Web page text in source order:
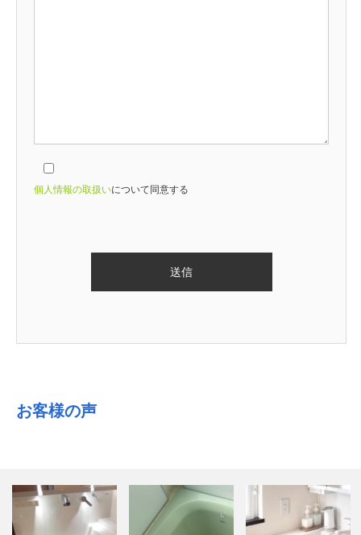
個人情報の取扱いについて同意する
お客様の声